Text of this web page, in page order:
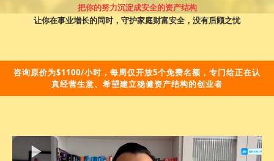
把你的努力沉淀成安全的资产结构
让你在事业增长的同时，守护家庭财富安全，没有后顾之忧
咨询原价为$1100/小时，每周仅开放5个免费名额，专门给正在认
真经营生意、希望建立稳健资产结构的创业者